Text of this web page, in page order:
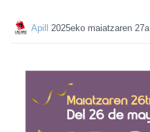
Apill 2025eko maiatzaren 27a